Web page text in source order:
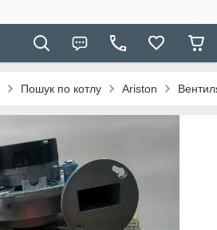
Пошук по котлу Ariston